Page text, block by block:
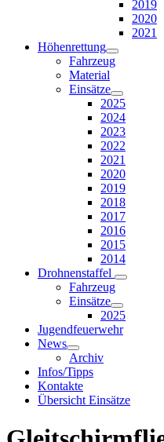
2019
2020
2021
Höhenrettung
Fahrzeug
Material
Einsätze
2025
2024
2023
2022
2021
2020
2019
2018
2017
2016
2015
2014
Drohnenstaffel
Fahrzeug
Einsätze
2025
Jugendfeuerwehr
News
Archiv
Infos/Tipps
Kontakte
Übersicht Einsätze